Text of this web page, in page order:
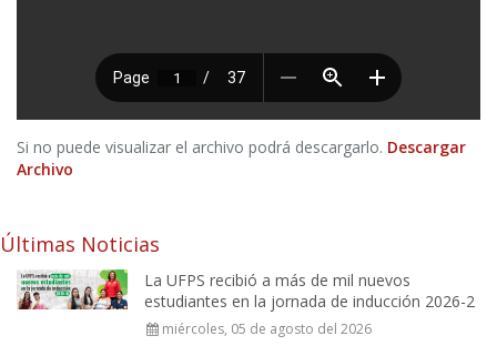
Si no puede visualizar el archivo podrá descargarlo. Descargar
Archivo
Últimas Noticias
La UFPS recibió a más de mil nuevos
estudiantes en la jornada de inducción 2026-2
miércoles, 05 de agosto del 2026